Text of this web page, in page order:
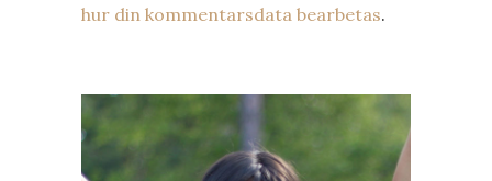
hur din kommentarsdata bearbetas.